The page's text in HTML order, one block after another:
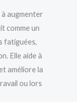
augmenter
comme un
fatiguées,
Elle aide à
améliore la
ou lors